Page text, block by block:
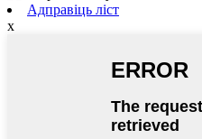
Адправіць ліст
x